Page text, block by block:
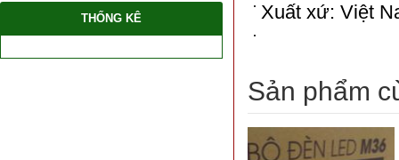
THỐNG KÊ
Xuất xứ: Việt
Sản phẩm